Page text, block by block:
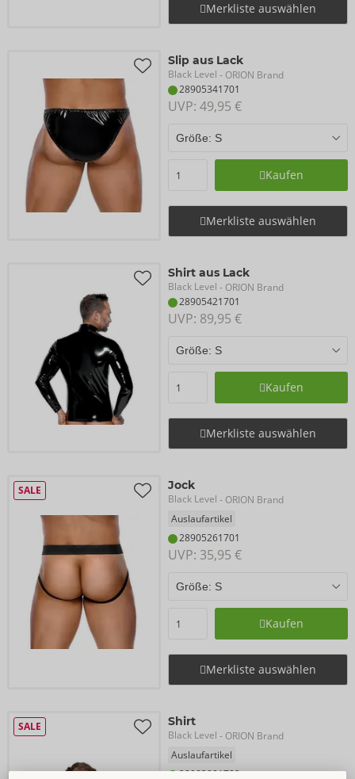
Merkliste auswählen
Slip aus Lack
Black Level - ORION Brand
28905341701
UVP: 49,95 €
Kaufen
Merkliste auswählen
Shirt aus Lack
Black Level - ORION Brand
28905421701
UVP: 89,95 €
Kaufen
Merkliste auswählen
SALE Jock
Black Level - ORION Brand
Auslaufartikel
28905261701
UVP: 35,95 €
Kaufen
Merkliste auswählen
SALE Shirt
Black Level - ORION Brand
Auslaufartikel
28903801702